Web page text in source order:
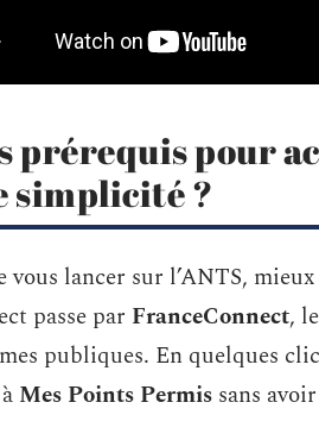
prérequis pour
simplicité ?
vous lancer sur l’ANTS,
passe par FranceConnect,
publiques. En quelques
Mes Points Permis sans